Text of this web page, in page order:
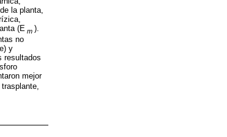
la planta,
(E m ).
no
y
resultados
mejor